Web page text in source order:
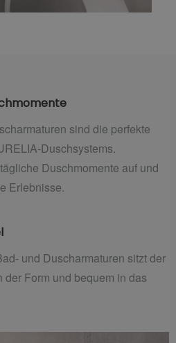
sind die perfekte
Duschsystems.
Duschmomente auf und
Erlebnisse.
und Duscharmaturen sitzt der
Form und bequem in das